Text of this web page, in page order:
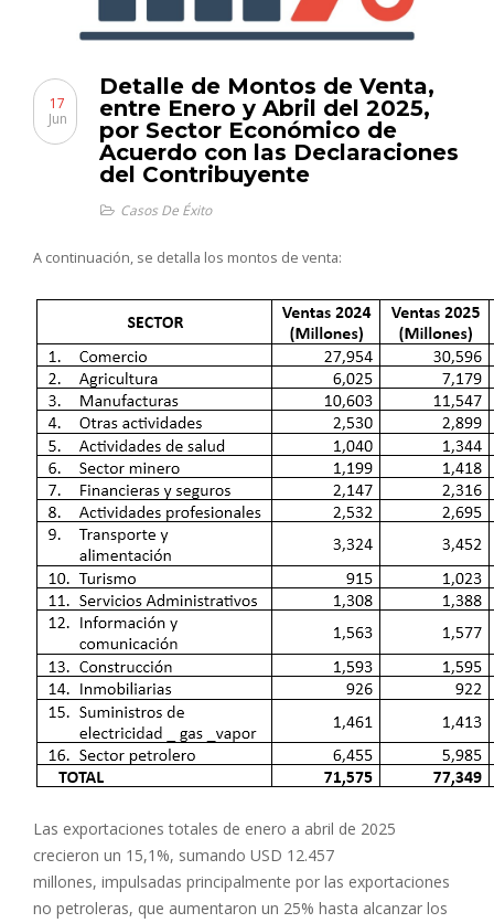
Detalle de Montos de Venta,
entre Enero y Abril del 2025,
por Sector Económico de
Acuerdo con las Declaraciones
del Contribuyente
17
Jun
Casos De Éxito
A continuación, se detalla los montos de venta:
Las exportaciones totales de enero a abril de 2025
crecieron un 15,1%, sumando USD 12.457
millones, impulsadas principalmente por las exportaciones
no petroleras, que aumentaron un 25% hasta alcanzar los